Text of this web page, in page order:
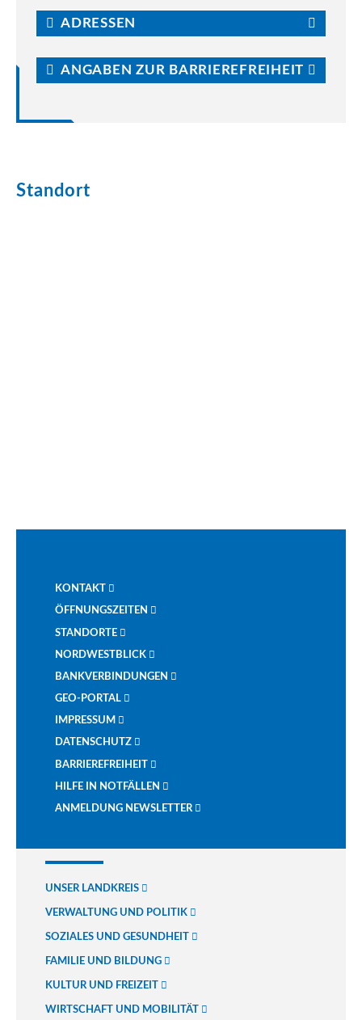
ADRESSEN
ANGABEN ZUR BARRIEREFREIHEIT
Standort
KONTAKT
ÖFFNUNGSZEITEN
STANDORTE
NORDWESTBLICK
BANKVERBINDUNGEN
GEO-PORTAL
IMPRESSUM
DATENSCHUTZ
BARRIEREFREIHEIT
HILFE IN NOTFÄLLEN
ANMELDUNG NEWSLETTER
UNSER LANDKREIS
VERWALTUNG UND POLITIK
SOZIALES UND GESUNDHEIT
FAMILIE UND BILDUNG
KULTUR UND FREIZEIT
WIRTSCHAFT UND MOBILITÄT